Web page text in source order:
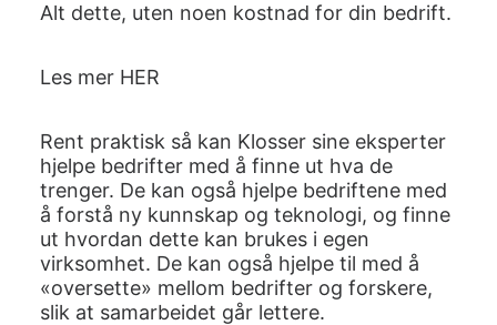
Alt dette, uten noen kostnad for din bedrift.
Les mer HER
Rent praktisk så kan Klosser sine eksperter
hjelpe bedrifter med å finne ut hva de
trenger. De kan også hjelpe bedriftene med
å forstå ny kunnskap og teknologi, og finne
ut hvordan dette kan brukes i egen
virksomhet. De kan også hjelpe til med å
«oversette» mellom bedrifter og forskere,
slik at samarbeidet går lettere.